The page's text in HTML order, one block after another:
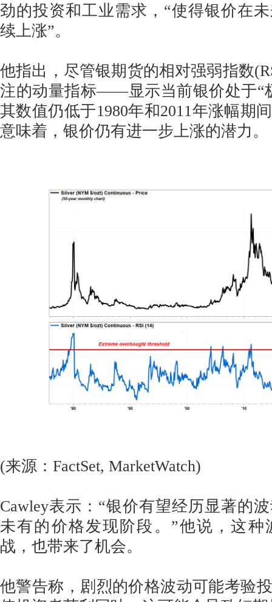
劲的投资和工业需求，“使得银价在
续上涨”。
他指出，尽管银期货的相对强弱指数
注的动量指标——显示当前银价处于“
其数值仍低于1980年和2011年涨幅期
意味着，银价仍有进一步上涨的潜力。
(来源：FactSet, MarketWatch)
Cawley表示：“银价有望经历显著的
未有的价格发现阶段。”他说，这种
战，也带来了机会。
他警告称，剧烈的价格波动可能考验